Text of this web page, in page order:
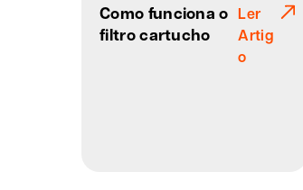
Como funciona o
filtro cartucho
Ler
Artig
o